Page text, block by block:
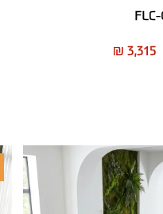
₪ 3,315